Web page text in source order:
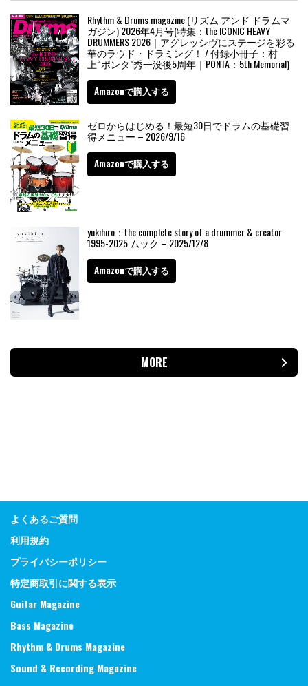
Rhythm & Drums magazine (リズム アンド ドラムマ
ガジン) 2026年4月号(特集：the ICONIC HEAVY
DRUMMERS 2026｜アグレッシヴにステージを彩る
華のラウド・ドラミング！ / 付録小冊子：村
上“ポンタ”秀一没後5周年｜PONTA：5th Memorial)
Amazonで購入する
ゼロからはじめる！最短30日でドラムの基礎習
得メニュー – 2026/9/16
Amazonで購入する
yukihiro：the complete story of a drummer & creator
1995-2025 ムック – 2025/12/8
Amazonで購入する
MORE
よくあるご質問
利用規約
プライバシーポリシー
特定商取引に関する表示
Guitar Magazine
Bass Magazine
Rhythm & Drums Magazine
Sound & Recording Magazine